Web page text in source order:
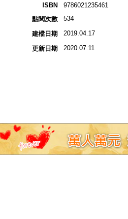
ISBN
9786021235461
點閱次數
534
建檔日期 2019.04.17
更新日期 2020.07.11